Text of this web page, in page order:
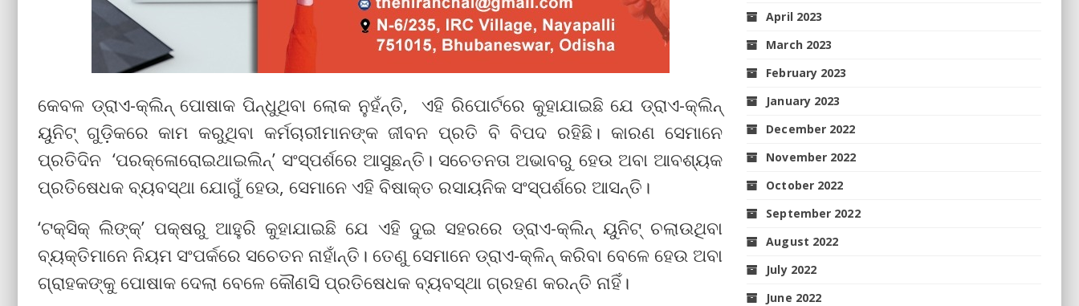
କେବଳ ଡ୍ରାଏ-କ୍ଲିନ୍ ପୋଷାକ ପିନ୍ଧୁଥିବା ଲୋକ ନୁହଁନ୍ତି, ଏହି ରିପୋର୍ଟରେ କୁହାଯାଇଛି ଯେ ଡ୍ରାଏ-କ୍ଲିନ୍
ୟୁନିଟ୍ ଗୁଡ଼ିକରେ କାମ କରୁଥିବା କର୍ମଚାରୀମାନଙ୍କ ଜୀବନ ପ୍ରତି ବି ବିପଦ ରହିଛି। କାରଣ ସେମାନେ
ପ୍ରତିଦିନ ‘ପରକ୍ଳୋରୋଇଥାଇଲିନ୍‌’ ସଂସ୍ପର୍ଶରେ ଆସୁଛନ୍ତି। ସଚେତନତା ଅଭାବରୁ ହେଉ ଅବା ଆବଶ୍ୟକ
ପ୍ରତିଷେଧକ ବ୍ୟବସ୍ଥା ଯୋଗୁଁ ହେଉ, ସେମାନେ ଏହି ବିଷାକ୍ତ ରସାୟନିକ ସଂସ୍ପର୍ଶରେ ଆସନ୍ତି।
‘ଟକ୍ସିକ୍ ଲିଙ୍କ୍’ ପକ୍ଷରୁ ଆହୁରି କୁହାଯାଇଛି ଯେ ଏହି ଦୁଇ ସହରରେ ଡ୍ରାଏ-କ୍ଲିନ୍ ୟୁନିଟ୍ ଚଲାଉଥିବା
ବ୍ୟକ୍ତିମାନେ ନିୟମ ସଂପର୍କରେ ସଚେତନ ନାହାଁନ୍ତି। ତେଣୁ ସେମାନେ ଡ୍ରାଏ-କ୍ଳିନ୍ କରିବା ବେଳେ ହେଉ ଅବା
ଗ୍ରାହକଙ୍କୁ ପୋଷାକ ଦେଲା ବେଳେ କୌଣସି ପ୍ରତିଷେଧକ ବ୍ୟବସ୍ଥା ଗ୍ରହଣ କରନ୍ତି ନାହିଁ।
April 2023
March 2023
February 2023
January 2023
December 2022
November 2022
October 2022
September 2022
August 2022
July 2022
June 2022